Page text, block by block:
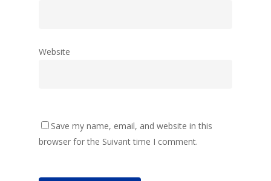
Website
Save my name, email, and website in this
browser for the Suivant time I comment.